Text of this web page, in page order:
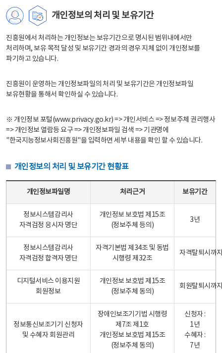
개인정보의 처리 및 보유기간
진흥원에서 처리하는 개인정보는 보유기간으로 명시된 범위내에서만
처리하며, 보유 목적 달성 및 보유기간 경과의 경우 지체 없이 개인정보를
파기하고 있습니다.
진흥원이 운영하는 개인정보파일의 처리 및 보유기간은 개인정보파일
보유현황을 통해서 확인하실 수 있습니다.
※ 개인정보 포털(www.privacy.go.kr) => 개인서비스 => 정보주체 권리행사
=> 개인정보 열람등 요구 => 개인정보파일 검색 => 기관명에
"한국지능정보사회진흥원"을 입력하면 세부 내용을 확인 할 수 있습니다.
개인정보의 처리 및 보유기간 현황표
개인정보파일명 처리근거 보유기간
정보시스템감리사
자격검정 응시자 명단
개인정보 보호법 제15조
(정보주체 등의)
3년
정보시스템감리사
자격검정 합격자 명단
자격기본법 제34조 및 동법
시행령 제32조
자격탈퇴시까
디지털서비스 이용지원
회원정보
개인정보 보호법 제15조
(정보주체 동의)
회원탈퇴시까
정보통신보조기기 신청자
및 수혜자 회원관리
장애인보조기기법 시행령
제7조 제1호
개인정보 보호법 제15조
(정보주체 동의)
신청자 :
1년
수혜자 :
7년